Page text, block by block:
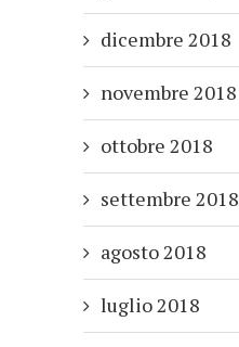
dicembre 2018
novembre 2018
ottobre 2018
settembre 2018
agosto 2018
luglio 2018